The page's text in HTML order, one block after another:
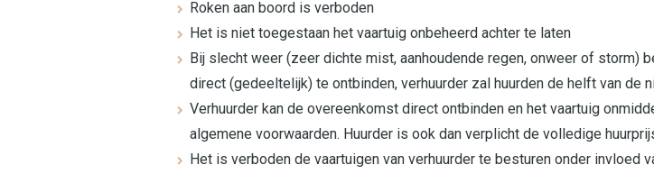
Roken aan boord is verboden
Het is niet toegestaan het vaartuig onbeheerd achter te laten
Bij slecht weer (zeer dichte mist, aanhoudende regen, onweer of storm)
direct (gedeeltelijk) te ontbinden, verhuurder zal huurden de helft van de
Verhuurder kan de overeenkomst direct ontbinden en het vaartuig
algemene voorwaarden. Huurder is ook dan verplicht de volledige
Het is verboden de vaartuigen van verhuurder te besturen onder